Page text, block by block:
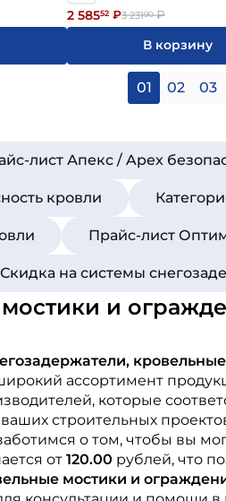
2 58552 ₽3 23190₽
В корзину
01 02 03
лист Апекс / Apex
кровли
Прайс-лист
на системы
и
ассортимент
которые
строительных
о том, чтобы вы
от 120.00 рублей, что
мостики и